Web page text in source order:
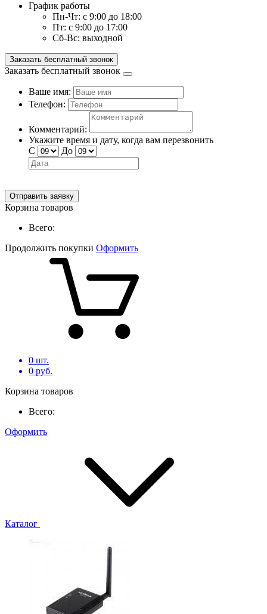
График работы
Пн-Чт: с 9:00 до 18:00
Пт: с 9:00 до 17:00
Сб-Вс: выходной
Заказать бесплатный звонок
Заказать бесплатный звонок
Ваше имя:
Телефон:
Комментарий:
Укажите время и дату, когда вам перезвонить
С
До
Отправить заявку
Корзина товаров
Всего:
Продолжить покупки Оформить
0 шт.
0 руб.
Корзина товаров
Всего:
Оформить
Каталог